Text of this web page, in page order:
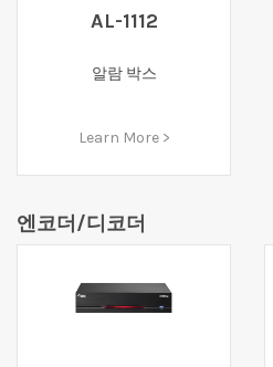
AL-1112
알람 박스
Learn More >
엔코더/디코더